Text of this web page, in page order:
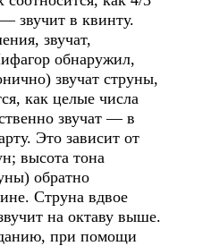
звучит в квинту.
звучат,
обнаружил,
звучат струны,
как целые числа
звучат — в
Это зависит от
высота тона
обратно
Струна вдвое
на октаву выше.
при помощи